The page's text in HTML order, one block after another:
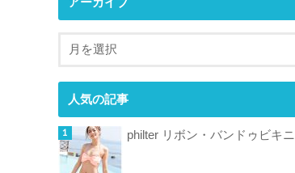
アーカイブ
人気の記事
philter リボン・バンドゥビキニ